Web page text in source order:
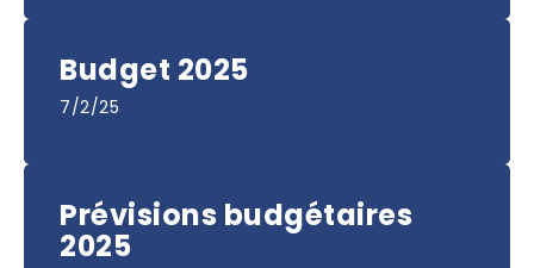
Budget 2025
7/2/25
Prévisions budgétaires
2025